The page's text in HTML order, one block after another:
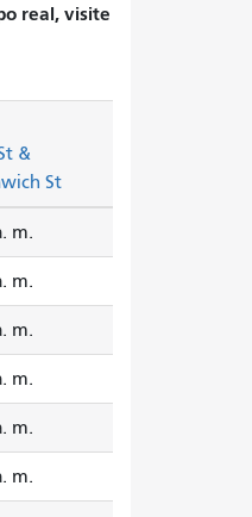
real, visite
&
St
m.
m.
m.
m.
m.
m.